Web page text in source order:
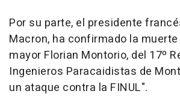
Por su parte, el presidente
Macron, ha confirmado la
mayor Florian Montorio, del 17º
Ingenieros Paracaidistas de
un ataque contra la FINUL".